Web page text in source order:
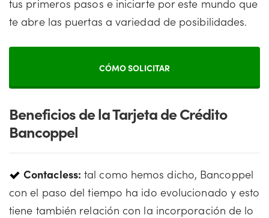
tus primeros pasos e iniciarte por este mundo que
te abre las puertas a variedad de posibilidades.
CÓMO SOLICITAR
Beneficios de la Tarjeta de Crédito
Bancoppel
Contacless: tal como hemos dicho, Bancoppel
con el paso del tiempo ha ido evolucionado y esto
tiene también relación con la incorporación de lo